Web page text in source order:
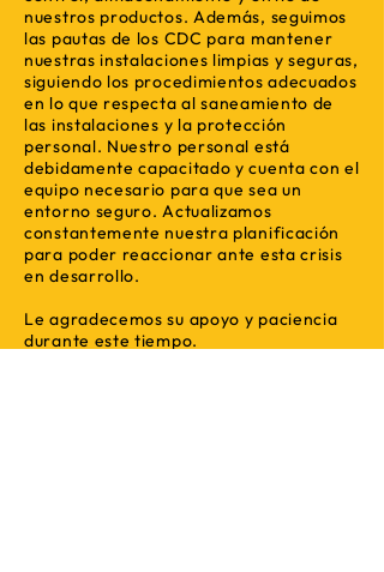
nuestros productos. Además, seguimos
las pautas de los CDC para mantener
nuestras instalaciones limpias y seguras,
siguiendo los procedimientos adecuados
en lo que respecta al saneamiento de
las instalaciones y la protección
personal. Nuestro personal está
debidamente capacitado y cuenta con el
equipo necesario para que sea un
entorno seguro. Actualizamos
constantemente nuestra planificación
para poder reaccionar ante esta crisis
en desarrollo.
Le agradecemos su apoyo y paciencia
durante este tiempo.